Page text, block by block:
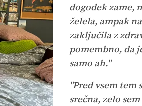
dogodek zame,
želela, ampak
zaključila z
pomembno, da
samo ah."
"Pred vsem tem
srečna, zelo